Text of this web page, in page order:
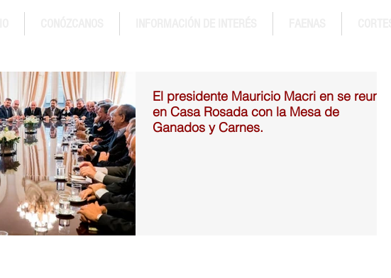
El presidente Mauricio Macri en se reunió
en Casa Rosada con la Mesa de
Ganados y Carnes.